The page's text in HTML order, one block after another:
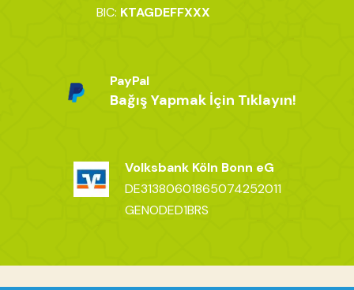
BIC: KTAGDEFFXXX
PayPal
Bağış Yapmak İçin Tıklayın!
Volksbank Köln Bonn eG
DE31380601865074252011
GENODED1BRS